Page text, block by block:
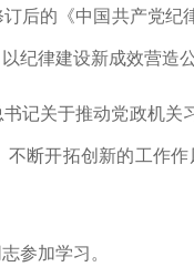
后的《中国共产党
纪律建设新成效营造
记关于推动党政机关
断开拓创新的工作
参加学习。